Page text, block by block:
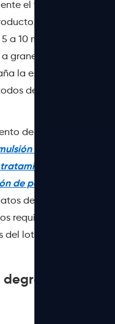
el tambor o el
un giro lento
a 10 minutos o una
granel. Una mezcla
la estructura de la
de recirculación
de productos
de
de aguas
de poliacrilamida
del producto, que
requisitos del
lote.
o